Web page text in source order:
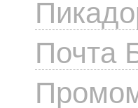
Почта